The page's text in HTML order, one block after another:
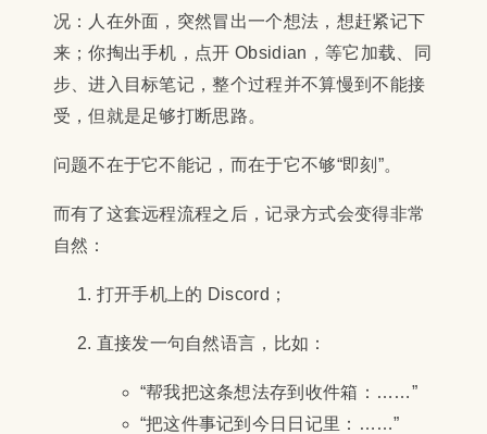
况：人在外面，突然冒出一个想法，想赶紧记下
来；你掏出手机，点开 Obsidian，等它加载、同
步、进入目标笔记，整个过程并不算慢到不能接
受，但就是足够打断思路。
问题不在于它不能记，而在于它不够“即刻”。
而有了这套远程流程之后，记录方式会变得非常
自然：
打开手机上的 Discord；
直接发一句自然语言，比如：
“帮我把这条想法存到收件箱：……”
“把这件事记到今日日记里：……”